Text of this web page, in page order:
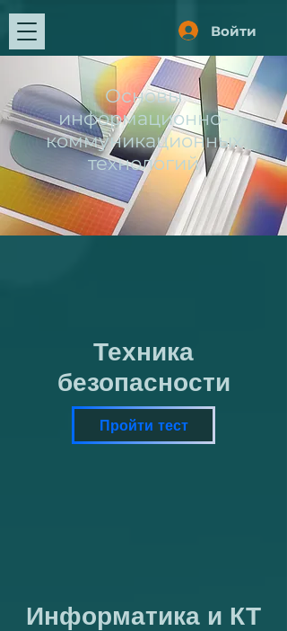
Войти
Основы
информационно-
коммуникационных
технологий
Техника
безопасности
Пройти тест
Информатика и КТ